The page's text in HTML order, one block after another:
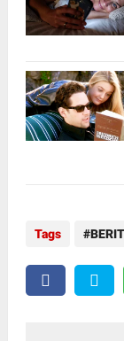
Tags